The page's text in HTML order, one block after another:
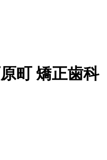
町 矯正歯科